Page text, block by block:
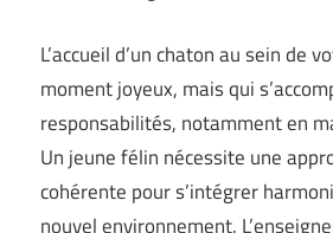
L’accueil d’un chaton au sein de
moment joyeux, mais qui
responsabilités, notamment en
Un jeune félin nécessite une
cohérente pour s’intégrer
nouvel environnement.